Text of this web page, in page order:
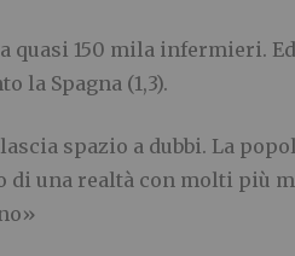
quasi 150 mila infermieri.
la Spagna (1,3).
spazio a dubbi. La
di una realtà con molti